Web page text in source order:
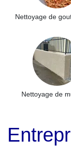
Nettoyage de
Nettoyage de